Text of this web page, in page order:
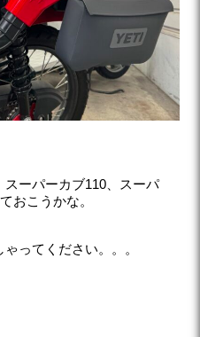
ーパーカブ110、スーパ
おこうかな。
ってください。。。